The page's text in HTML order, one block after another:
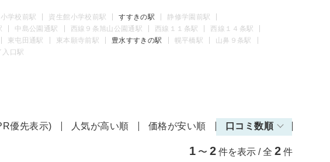
学校前駅 資生館小学校前駅 すすきの駅
静修学園前駅
中島公園通駅 西線９条旭山公園通駅 西線１１条駅
西線１４条駅
東屯田通駅 東本願寺前駅 豊水すすきの駅 幌平橋駅
山鼻９条駅
入口駅
優先表示) 人気が高い順 価格が安い順 口コミ数順
1 〜 2 件を表示 / 全 2 件